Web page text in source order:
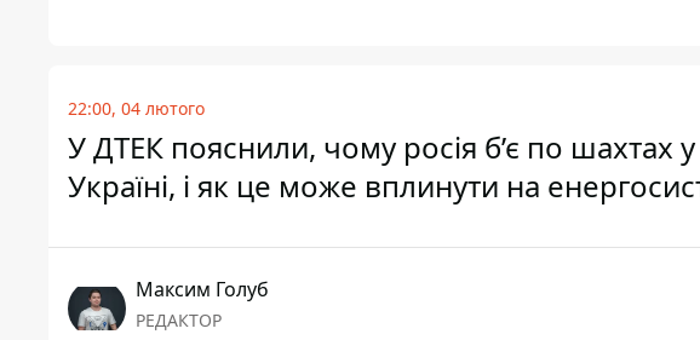
22:00, 04 лютого
У ДТЕК пояснили, чому росія б’є по шахтах
Україні, і як це може вплинути на
Максим Голуб
РЕДАКТОР